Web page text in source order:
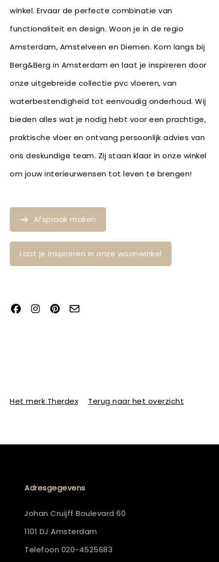
winkel. Ervaar de perfecte combinatie van
functionaliteit en design. Woon je in de regio
Amsterdam, Amstelveen en Diemen. Kom langs bij
Berg&Berg in Amsterdam en laat je inspireren door
onze uitgebreide collectie pvc vloeren, van
waterbestendigheid tot eenvoudig onderhoud. Wij
bieden alles wat je nodig hebt voor een prachtige,
praktische vloer en ontvang persoonlijk advies van
ons deskundige team. Zij staan klaar in onze winkel
om jouw interieurwensen tot leven te brengen!
Afspraak maken
Laat je inspireren in onze woonwinkel
Het merk Therdex Terug naar het overzicht
Adresgegevens
Johan Cruijff Boulevard 60
1101 DJ Amsterdam
Telefoon 020-4525683